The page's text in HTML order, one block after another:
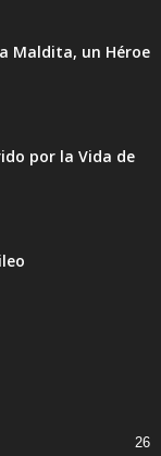
Maldita, un Héroe
por la Vida de
26